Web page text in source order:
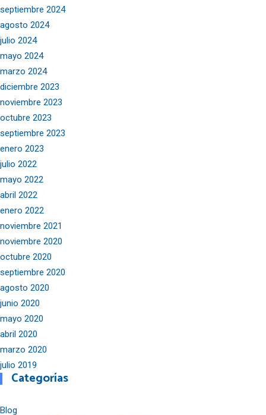
septiembre 2024
agosto 2024
julio 2024
mayo 2024
marzo 2024
diciembre 2023
noviembre 2023
octubre 2023
septiembre 2023
enero 2023
julio 2022
mayo 2022
abril 2022
enero 2022
noviembre 2021
noviembre 2020
octubre 2020
septiembre 2020
agosto 2020
junio 2020
mayo 2020
abril 2020
marzo 2020
julio 2019
Categorías
Blog